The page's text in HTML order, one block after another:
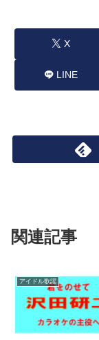
X
LINE
関連記事
アイドル歌謡